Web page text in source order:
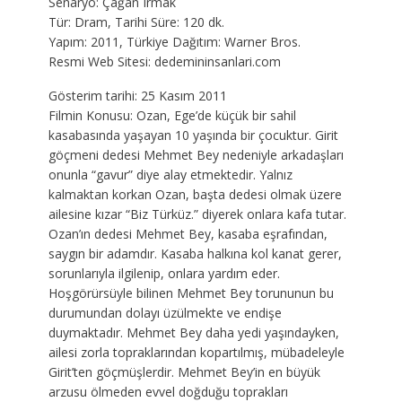
Tür: Dram, Tarihi Süre: 120 dk.
Yapım: 2011, Türkiye Dağıtım: Warner Bros.
Resmi Web Sitesi: dedemininsanlari.com
Gösterim tarihi: 25 Kasım 2011
Filmin Konusu: Ozan, Ege’de küçük bir sahil
kasabasında yaşayan 10 yaşında bir çocuktur. Girit
göçmeni dedesi Mehmet Bey nedeniyle arkadaşları
onunla “gavur” diye alay etmektedir. Yalnız
kalmaktan korkan Ozan, başta dedesi olmak üzere
ailesine kızar “Biz Türküz.” diyerek onlara kafa tutar.
Ozan’ın dedesi Mehmet Bey, kasaba eşrafından,
saygın bir adamdır. Kasaba halkına kol kanat gerer,
sorunlarıyla ilgilenip, onlara yardım eder.
Hoşgörürsüyle bilinen Mehmet Bey torununun bu
durumundan dolayı üzülmekte ve endişe
duymaktadır. Mehmet Bey daha yedi yaşındayken,
ailesi zorla topraklarından kopartılmış, mübadeleyle
Girit’ten göçmüşlerdir. Mehmet Bey’in en büyük
arzusu ölmeden evvel doğduğu toprakları